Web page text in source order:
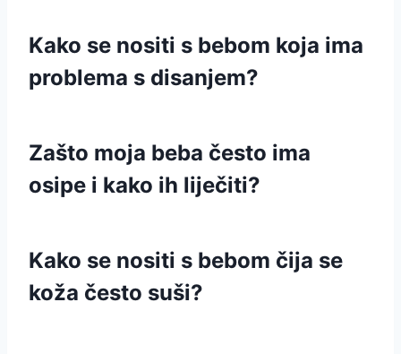
Kako se nositi s bebom koja ima
problema s disanjem?
Zašto moja beba često ima
osipe i kako ih liječiti?
Kako se nositi s bebom čija se
koža često suši?